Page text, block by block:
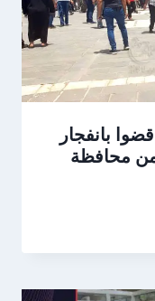
بانفجار
محافظة